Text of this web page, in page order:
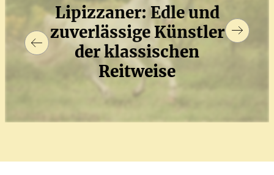
Lipiz­zaner: Edle und
zuver­lässige Künstler
der klassi­schen
Reitweise